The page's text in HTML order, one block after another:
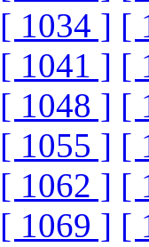
[ 1034 ] [
[ 1041 ] [
[ 1048 ] [
[ 1055 ] [
[ 1062 ] [
[ 1069 ] [